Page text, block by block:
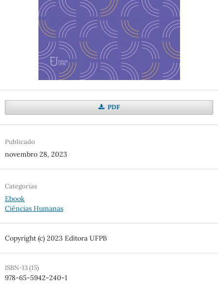
PDF
Publicado
novembro 28, 2023
Categorias
Ebook
Ciências Humanas
Copyright (c) 2023 Editora UFPB
ISBN-13 (15)
978-65-5942-240-1